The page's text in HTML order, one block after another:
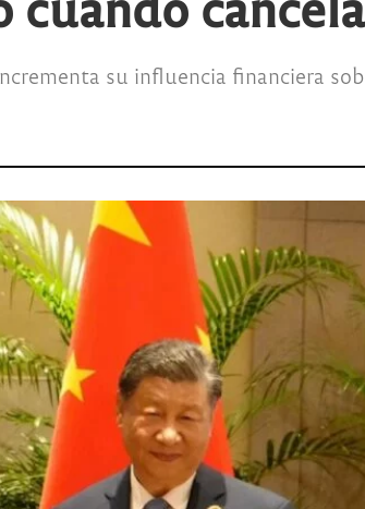
su influencia financiera